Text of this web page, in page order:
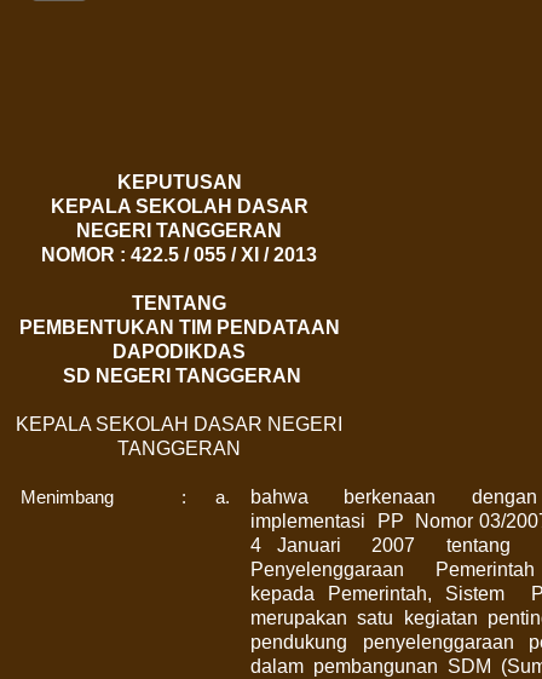
KEPUTUSAN
KEPALA SEKOLAH DASAR
NEGERI TANGGERAN
NOMOR : 422.5 /055/ XI / 2013
TENTANG
PEMBENTUKAN TIM PENDATAAN
DAPODIKDAS
SD NEGERI TANGGERAN
KEPALA SEKOLAH DASAR NEGERI
TANGGERAN
Menimbang : a. bahwa berkenaan
dengan
implementasi
PP
Nomor 03/
4 Januari
2007 tentang
Penyelenggaraan
Pemerintah
kepada Pemerintah, Sistem
merupakan satu kegiatan
pendukung
penyelenggaraan
dalam pembangunan SDM